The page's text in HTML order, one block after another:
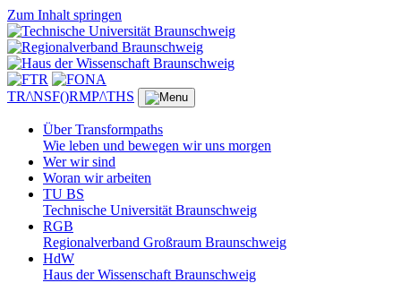
Zum Inhalt springen
TR/\NSF()RMP/\THS
Über Transformpaths
Wie leben und bewegen wir uns morgen
Wer wir sind
Woran wir arbeiten
TU BS
Technische Universität Braunschweig
RGB
Regionalverband Großraum Braunschweig
HdW
Haus der Wissenschaft Braunschweig